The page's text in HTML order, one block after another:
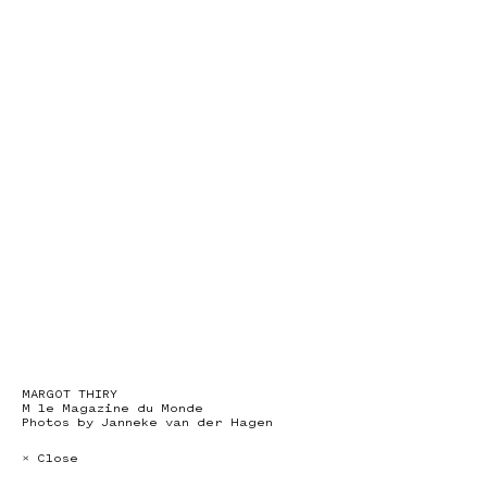
MARGOT THIRY
M le Magazine du Monde
Photos by Janneke van der Hagen
× Close